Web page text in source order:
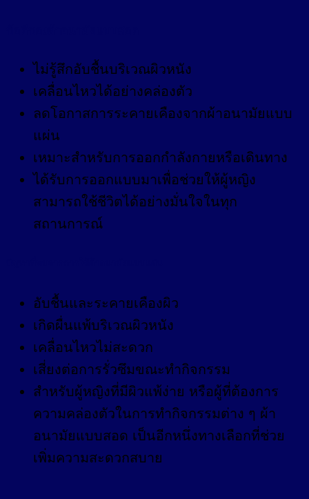
ไม่รู้สึกอับชื้นบริเวณผิวหนัง
เคลื่อนไหวได้อย่างคล่องตัว
ลดโอกาสการระคายเคืองจากผ้าอนามัยแบบ
แผ่น
เหมาะสำหรับการออกกำลังกายหรือเดินทาง
ได้รับการออกแบบมาเพื่อช่วยให้ผู้หญิง
สามารถใช้ชีวิตได้อย่างมั่นใจในทุก
สถานการณ์
อับชื้นและระคายเคืองผิว
เกิดผื่นแพ้บริเวณผิวหนัง
เคลื่อนไหวไม่สะดวก
เสี่ยงต่อการรั่วซึมขณะทำกิจกรรม
สำหรับผู้หญิงที่มีผิวแพ้ง่าย หรือผู้ที่ต้องการ
ความคล่องตัวในการทำกิจกรรมต่าง ๆ ผ้า
อนามัยแบบสอด เป็นอีกหนึ่งทางเลือกที่ช่วย
เพิ่มความสะดวกสบาย